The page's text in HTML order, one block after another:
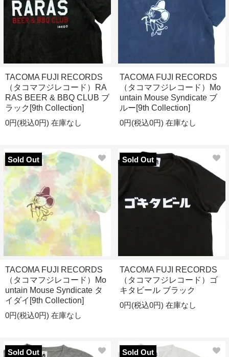
TACOMA FUJI RECORDS
（タコマフジレコード）RA
RAS BEER & BBQ CLUB ブ
ラック[9th Collection]
0円(税込0円) 在庫なし
TACOMA FUJI RECORDS
（タコマフジレコード）Mo
untain Mouse Syndicate ブ
ルー[9th Collection]
0円(税込0円) 在庫なし
Sold Out
TACOMA FUJI RECORDS
（タコマフジレコード）Mo
untain Mouse Syndicate タ
イダイ[9th Collection]
0円(税込0円) 在庫なし
Sold Out
TACOMA FUJI RECORDS
（タコマフジレコード）ゴ
キタビール ブラック
0円(税込0円) 在庫なし
Sold Out Sold Out